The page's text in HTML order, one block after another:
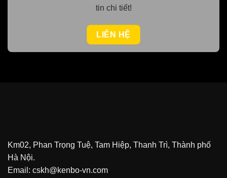
tin chi tiết!
LIÊN HỆ
Km02, Phan Trọng Tuệ, Tam Hiệp, Thanh Trì, Thành phố
Hà Nội.
Email: cskh@kenbo-vn.com